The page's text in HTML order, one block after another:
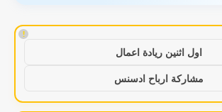
!
اول اثنين ريادة اعمال
مشاركة ارباح ادسنس